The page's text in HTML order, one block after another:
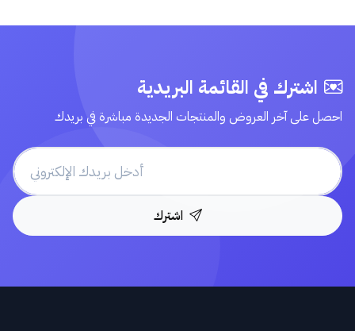
اشترك في القائمة البريدية
احصل على آخر العروض والمنتجات الجديدة مباشرة في بريدك
اشترك